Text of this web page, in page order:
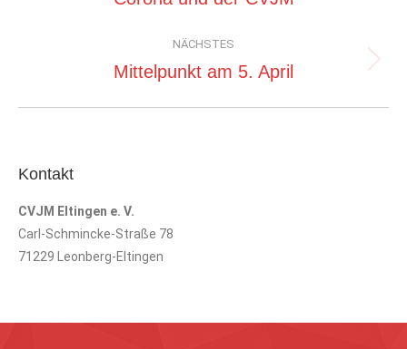
NÄCHSTES
Nächster
Mittelpunkt am 5. April
Kontakt
CVJM Eltingen e. V.
Carl-Schmincke-Straße 78
71229 Leonberg-Eltingen